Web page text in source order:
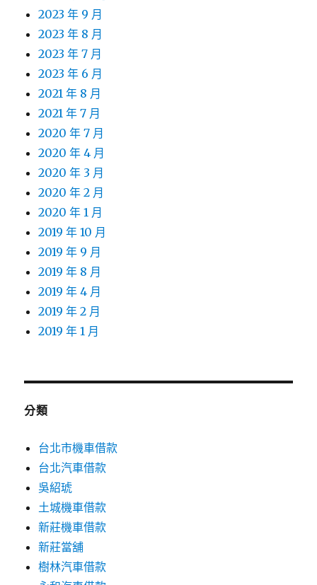
2023 年 9 月
2023 年 8 月
2023 年 7 月
2023 年 6 月
2021 年 8 月
2021 年 7 月
2020 年 7 月
2020 年 4 月
2020 年 3 月
2020 年 2 月
2020 年 1 月
2019 年 10 月
2019 年 9 月
2019 年 8 月
2019 年 4 月
2019 年 2 月
2019 年 1 月
分類
台北市機車借款
台北汽車借款
吳紹琥
土城機車借款
新莊機車借款
新莊當舖
樹林汽車借款